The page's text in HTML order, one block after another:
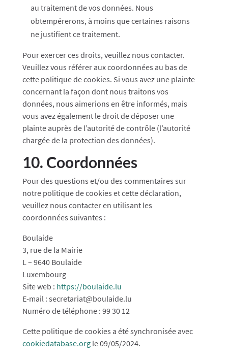
au traitement de vos données. Nous
obtempérerons, à moins que certaines raisons
ne justifient ce traitement.
Pour exercer ces droits, veuillez nous contacter.
Veuillez vous référer aux coordonnées au bas de
cette politique de cookies. Si vous avez une plainte
concernant la façon dont nous traitons vos
données, nous aimerions en être informés, mais
vous avez également le droit de déposer une
plainte auprès de l’autorité de contrôle (l’autorité
chargée de la protection des données).
10. Coordonnées
Pour des questions et/ou des commentaires sur
notre politique de cookies et cette déclaration,
veuillez nous contacter en utilisant les
coordonnées suivantes :
Boulaide
3, rue de la Mairie
L – 9640 Boulaide
Luxembourg
Site web : https://boulaide.lu
E-mail : secretariat@boulaide.lu
Numéro de téléphone : 99 30 12
Cette politique de cookies a été synchronisée avec
cookiedatabase.orgle 09/05/2024.